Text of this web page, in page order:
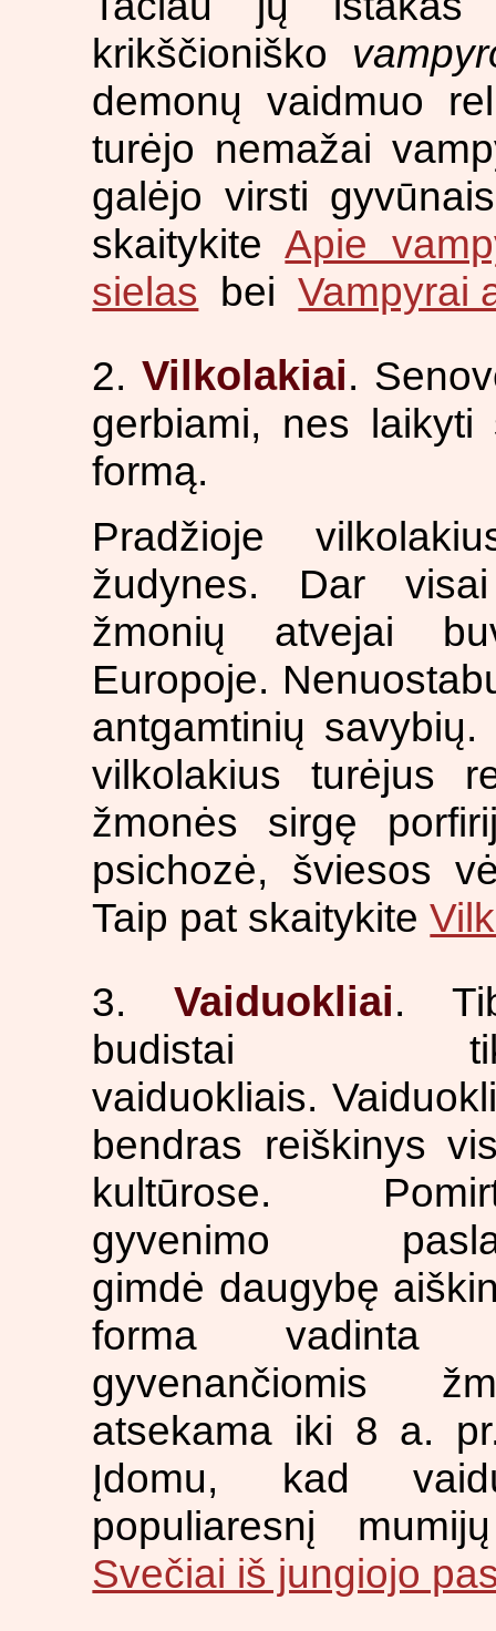
krikščioniško
demonų vaidmuo
turėjo nemažai
galėjo virsti
skaitykiteApie
sielas beiVampyrai
2.Vilkolakiai.
gerbiami, nes laikyti
formą.
Pradžioje
žudynes. Dar
žmonių atvejai
Europoje.
antgamtinių
vilkolakius turėjus
žmonės sirgę
psichozė, šviesos
Taip pat skaitykite
3.Vaiduokliai.
budistai
vaiduokliais.
bendras reiškinys
kultūrose.
gyvenimo
gimdė daugybę
forma vadinta
gyvenančiomis
atsekama iki 8 a.
Įdomu, kad
populiaresnį
Svečiai iš jungiojo